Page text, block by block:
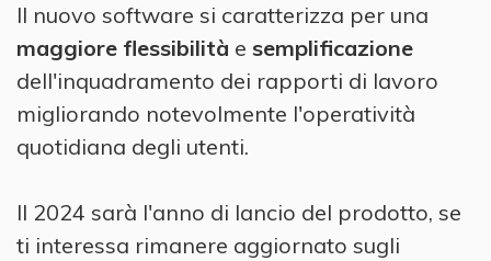
Il nuovo software si caratterizza per una
maggiore flessibilità e semplificazione
dell'inquadramento dei rapporti di lavoro
migliorando notevolmente l'operatività
quotidiana degli utenti.
Il 2024 sarà l'anno di lancio del prodotto, se
ti interessa rimanere aggiornato sugli